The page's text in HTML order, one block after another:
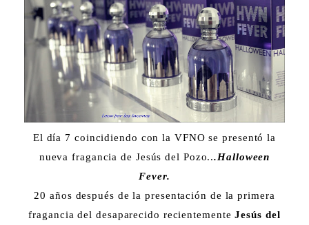
El día 7 coincidiendo con la VFNO se presentó la
nueva fragancia de Jesús del Pozo...Halloween
Fever.
20 años después de la presentación de la primera
fragancia del desaparecido recientemente Jesús del